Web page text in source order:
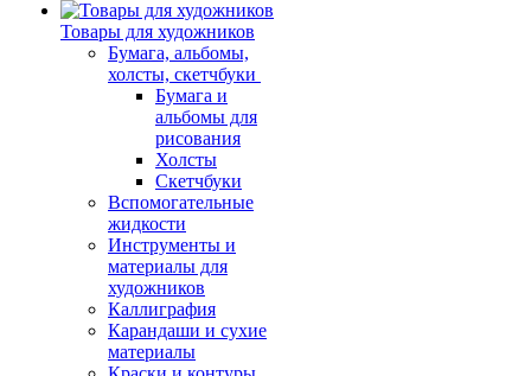
Товары для художников
Бумага, альбомы,
холсты, скетчбуки
Бумага и
альбомы для
рисования
Холсты
Скетчбуки
Вспомогательные
жидкости
Инструменты и
материалы для
художников
Каллиграфия
Карандаши и сухие
материалы